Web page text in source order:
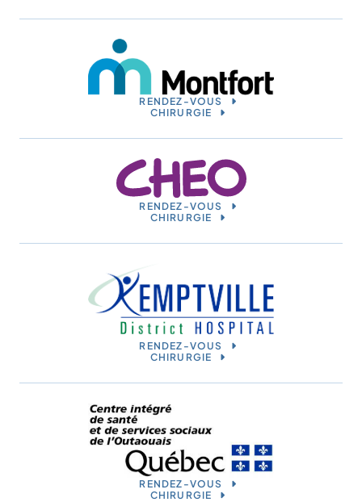
RENDEZ-VOUS
CHIRURGIE
RENDEZ-VOUS
CHIRURGIE
RENDEZ-VOUS
CHIRURGIE
RENDEZ-VOUS
CHIRURGIE